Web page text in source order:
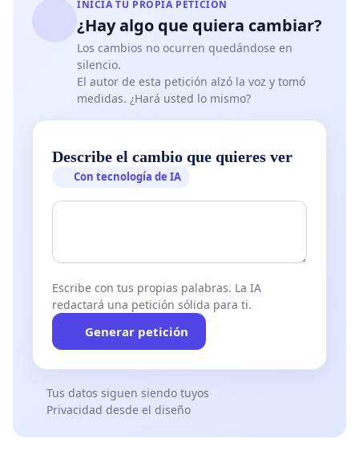
INICIA TU PROPIA PETICIÓN
¿Hay algo que quiera cambiar?
Los cambios no ocurren quedándose en
silencio.
El autor de esta petición alzó la voz y tomó
medidas. ¿Hará usted lo mismo?
Describe el cambio que quieres ver
Con tecnología de IA
Escribe con tus propias palabras. La IA
redactará una petición sólida para ti.
Generar petición
Tus datos siguen siendo tuyos
Privacidad desde el diseño